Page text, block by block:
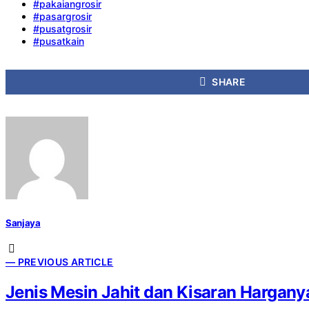
#pakaiangrosir
#pasargrosir
#pusatgrosir
#pusatkain
SHARE
Sanjaya
— PREVIOUS ARTICLE
Jenis Mesin Jahit dan Kisaran